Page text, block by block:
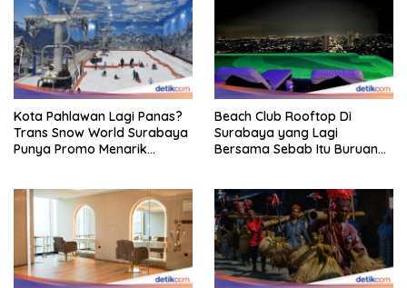
Kota Pahlawan Lagi Panas?
Trans Snow World Surabaya
Punya Promo Menarik
Beach Club Rooftop Di
Surabaya yang Lagi
Bersama Sebab Itu Buruan